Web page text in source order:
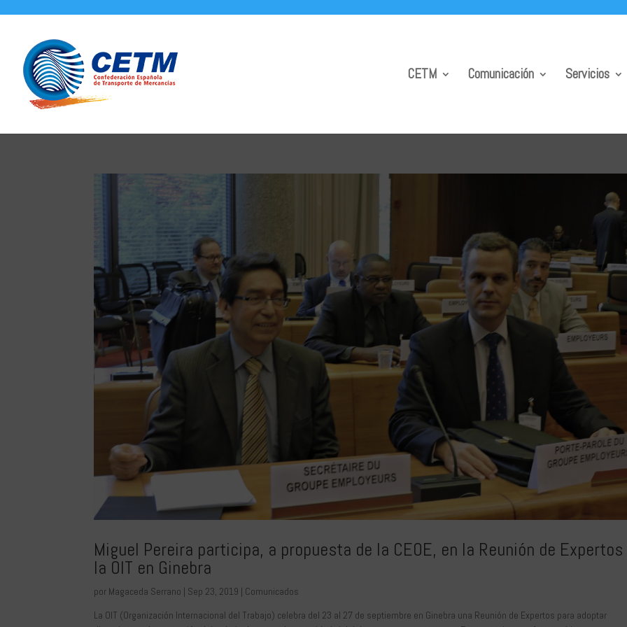
CETM Comunicación Servicios
Miguel Pereira participa, a propuesta de la CEOE, en la Reunión de
la OIT en Ginebra
por Magaceda Serrano | Sep 23, 2019 | Comunicados
La OIT (Organización Internacional del Trabajo) celebra del 23 al 27 de septiembre en Ginebra una Reunión de Expertos para adoptar